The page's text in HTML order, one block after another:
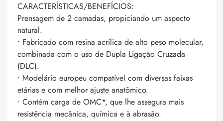
CARACTERÍSTICAS/BENEFÍCIOS:
Prensagem de 2 camadas, propiciando um aspecto
natural.
• Fabricado com resina acrílica de alto peso molecular,
combinada com o uso de Dupla Ligação Cruzada
(DLC).
• Modelário europeu compatível com diversas faixas
etárias e com melhor ajuste anatômico.
• Contém carga de OMC*, que lhe assegura mais
resistência mecânica, química e à abrasão.